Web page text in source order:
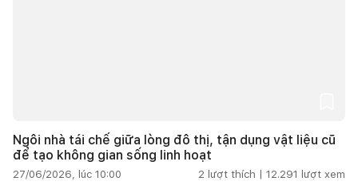
Ngôi nhà tái chế giữa lòng đô thị, tận dụng vật liệu cũ
để tạo không gian sống linh hoạt
27/06/2026, lúc 10:00 2 lượt thích | 12.291 lượt xem